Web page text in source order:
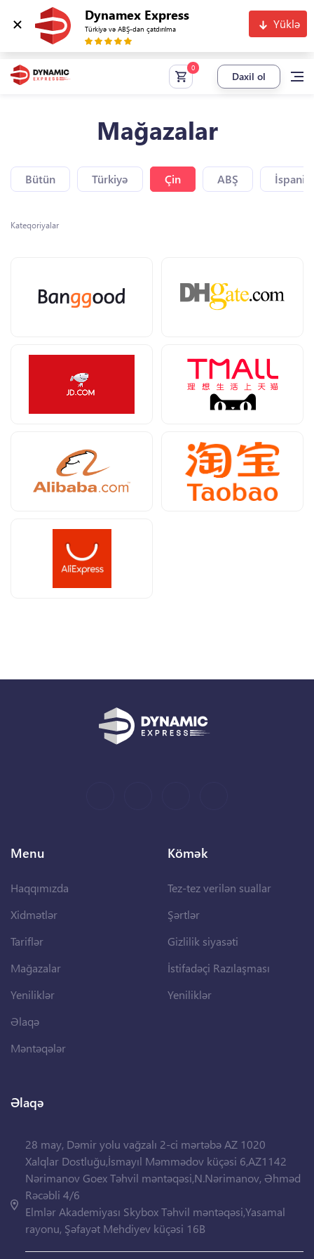
Dynamex Express
Türkiyə və ABŞ-dan çatdırılma Yüklə
Daxil ol
Mağazalar
Bütün Türkiyə Çin ABŞ
Kateqoriyalar
Menu
Haqqımızda
Xidmətlər
Tariflər
Mağazalar
Yeniliklər
Əlaqə
Məntəqələr
Kömək
Tez-tez verilən suallar
Şərtlər
Gizlilik siyasəti
İstifadəçi Razılaşması
Yeniliklər
Əlaqə
28 may, Dəmir yolu vağzalı 2-ci mərtəbə AZ 1020
Xalqlar Dostluğu,İsmayıl Məmmədov küçəsi 6,AZ1142
Nərimanov Goex Təhvil məntəqəsi,N.Nərimanov, Əhməd
Rəcəbli 4/6
Elmlər Akademiyası Skybox Təhvil məntəqəsi,Yasamal
rayonu, Şəfayət Mehdiyev küçəsi 16B